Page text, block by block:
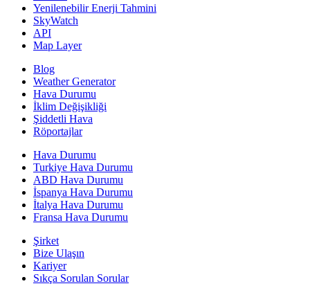
Yenilenebilir Enerji Tahmini
SkyWatch
API
Map Layer
Blog
Weather Generator
Hava Durumu
İklim Değişikliği
Şiddetli Hava
Röportajlar
Hava Durumu
Turkiye Hava Durumu
ABD Hava Durumu
İspanya Hava Durumu
İtalya Hava Durumu
Fransa Hava Durumu
Şirket
Bize Ulaşın
Kariyer
Sıkça Sorulan Sorular